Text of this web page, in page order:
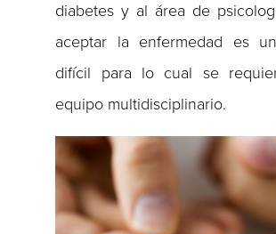
diabetes y al área de
aceptar la enfermedad es
difícil para lo cual se
equipo multidisciplinario.